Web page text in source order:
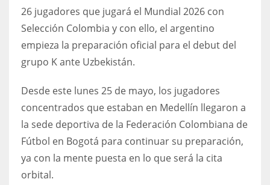
IND
34
DEN
24
26 jugadores que jugará el Mundial 2026 con
Selección Colombia y con ello, el argentino
empieza la preparación oficial para el debut del
grupo K ante Uzbekistán.
Desde este lunes 25 de mayo, los jugadores
concentrados que estaban en Medellín llegaron a
la sede deportiva de la Federación Colombiana de
Fútbol en Bogotá para continuar su preparación,
ya con la mente puesta en lo que será la cita
orbital.